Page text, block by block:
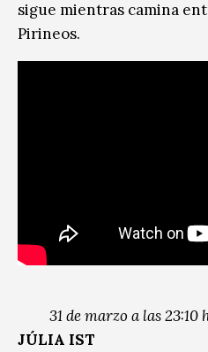
sigue mientras camina
Pirineos.
31 de marzo a las 23:10
JÚLIA IST